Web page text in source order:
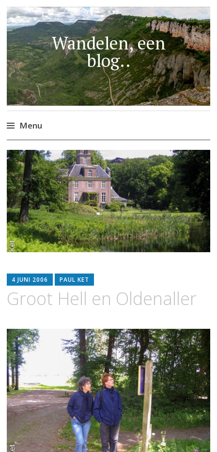
Wandelen, een
blog..
Menu
Naar
de
inhoud
springen
4 JUNI 2006 PAUL KET
Groot Hell en Oldenaller